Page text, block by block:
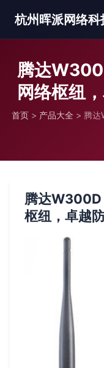
杭州晖派网络科
腾达
网络枢纽
首页 > 产品大全 > 腾达
腾达W300D
枢纽，卓越